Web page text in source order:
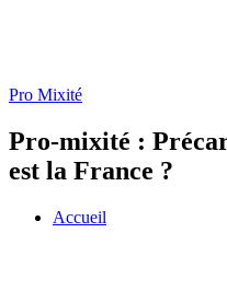
Pro Mixité
Pro-mixité :
est la France ?
Accueil